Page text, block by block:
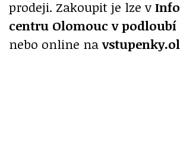
prodeji. Zakoupit je lze v
centru Olomouc v
nebo online na